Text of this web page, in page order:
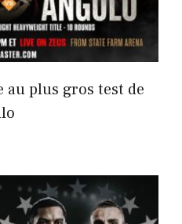
plus gros test de